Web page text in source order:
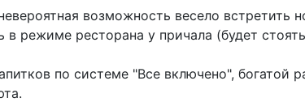
возможность весело встретить
в режиме ресторана у причала (будет
по системе "Все включено", богатой